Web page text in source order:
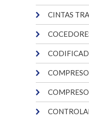
CINTAS